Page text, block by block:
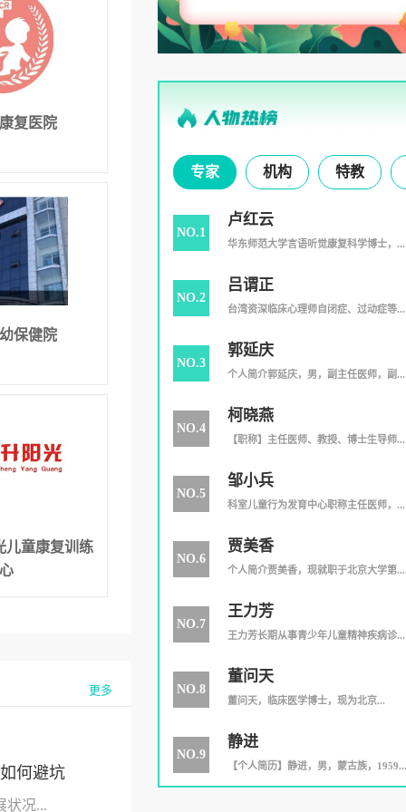
复医院
保健院
儿童康复训练
更多
何避坑
状况...
专家 机构 特教
NO.1
卢红云
华东师范大学言语听觉康复科学博士，...
NO.2
吕谓正
台湾资深临床心理师自闭症、过动症等...
NO.3
郭延庆
个人简介郭延庆，男，副主任医师，副...
NO.4
柯晓燕
【职称】主任医师、教授、博士生导师...
NO.5
邹小兵
科室儿童行为发育中心职称主任医师，...
NO.6
贾美香
个人简介贾美香，现就职于北京大学第...
NO.7
王力芳
王力芳长期从事青少年儿童精神疾病诊...
NO.8
董问天
​董问天，临床医学博士，现为北京...
NO.9
静进
【个人简历】静进，男，蒙古族，1959...